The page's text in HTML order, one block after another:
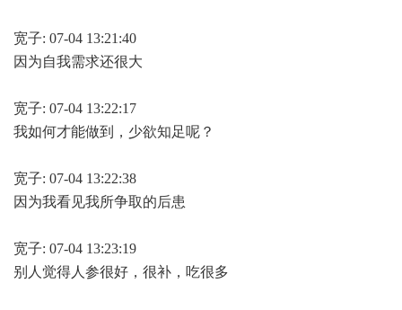
宽子: 07-04 13:21:40
因为自我需求还很大
宽子: 07-04 13:22:17
我如何才能做到，少欲知足呢？
宽子: 07-04 13:22:38
因为我看见我所争取的后患
宽子: 07-04 13:23:19
别人觉得人参很好，很补，吃很多